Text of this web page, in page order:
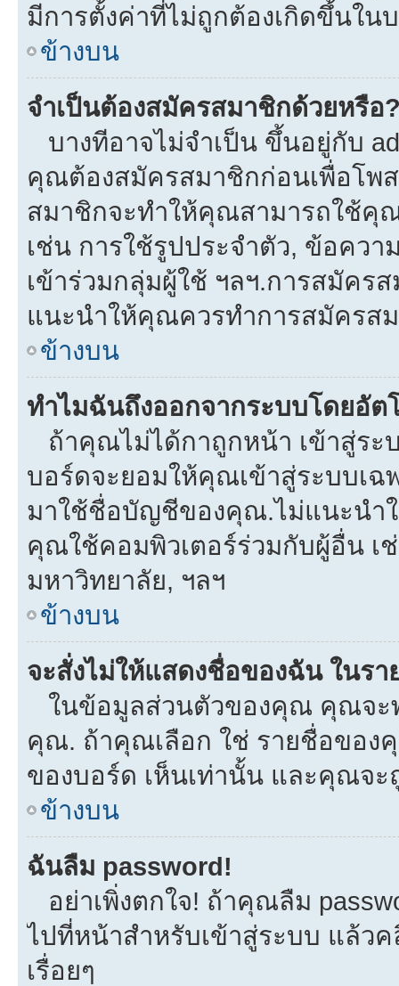
มีการตั้งค่าที่ไม่ถูกต้องเกิดขึ้นใน
ข้างบน
จำเป็นต้องสมัครสมาชิกด้วยหรือ
บางทีอาจไม่จำเป็น ขึ้นอยู่กับ
คุณต้องสมัครสมาชิกก่อนเพื่อโพ
สมาชิกจะทำให้คุณสามารถใช้คุ
เช่น การใช้รูปประจำตัว, ข้อคว
เข้าร่วมกลุ่มผู้ใช้ ฯลฯ.การสมัคร
แนะนำให้คุณควรทำการสมัครส
ข้างบน
ทำไมฉันถึงออกจากระบบโดยอัต
ถ้าคุณไม่ได้กาถูกหน้า เข้าสู่ระ
บอร์ดจะยอมให้คุณเข้าสู่ระบบเ
มาใช้ชื่อบัญชีของคุณ.ไม่แนะนำ
คุณใช้คอมพิวเตอร์ร่วมกับผู้อื่น เ
มหาวิทยาลัย, ฯลฯ
ข้างบน
จะสั่งไม่ให้แสดงชื่อของฉัน ในร
ในข้อมูลส่วนตัวของคุณ คุณจะ
คุณ. ถ้าคุณเลือก ใช่ รายชื่อของ
ของบอร์ด เห็นเท่านั้น และคุณจ
ข้างบน
ฉันลืม password!
อย่าเพิ่งตกใจ! ถ้าคุณลืม
ไปที่หน้าสำหรับเข้าสู่ระบบ แล้ว
เรื่อยๆ